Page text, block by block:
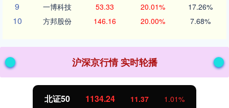
9 一博科技 53.33 20.01% 17.26%
10 方邦股份 146.16 20.00% 7.68%
沪深京行情 实时轮播
北证50 1134.24 11.37 1.01%